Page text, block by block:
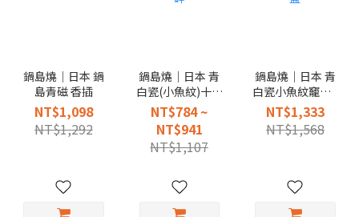
鍋島燒｜日本 鍋
島青磁 香插
NT$1,098
NT$1,292
鍋島燒｜日本 青
白瓷(小魚紋)十草
小缽
NT$784 ~
NT$941
NT$1,107
鍋島燒｜日本 青
白瓷小魚紋竉目5
寸盤
NT$1,333
NT$1,568